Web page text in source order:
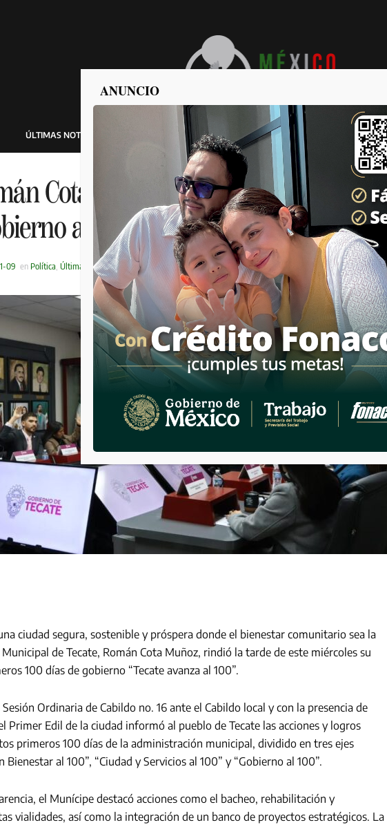
ÚLTIMAS NOTICIAS POLÍTICA POLICIACA
Cota informe de los primeros 100
ante el cabildo.
09 en Política Últimas Noticias
ciudad segura, sostenible y próspera donde el bienestar comunitario sea la
de Tecate, Román Cota Muñoz, rindió la tarde de este miércoles su
100 días de gobierno “Tecate avanza al 100”.
Ordinaria de Cabildo no. 16 ante el Cabildo local y con la presencia de
Primer Edil de la ciudad informó al pueblo de Tecate las acciones y logros
primeros 100 días de la administración municipal, dividido en tres ejes
Bienestar al 100”, “Ciudad y Servicios al 100” y “Gobierno al 100”.
el Munícipe destacó acciones como el bacheo, rehabilitación y
vialidades, así como la integración de un banco de proyectos estratégicos. La
ANUNCIO